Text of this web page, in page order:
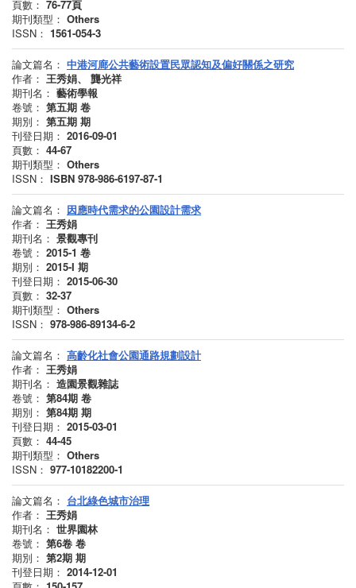
頁數： 76-77頁
期刊類型： Others
ISSN： 1561-054-3
論文篇名： 中港河廊公共藝術設置民眾認知及偏好關係之研究
作者： 王秀娟、 龔光祥
期刊名： 藝術學報
卷號： 第五期 卷
期別： 第五期 期
刊登日期： 2016-09-01
頁數： 44-67
期刊類型： Others
ISSN： ISBN 978-986-6197-87-1
論文篇名： 因應時代需求的公園設計需求
作者： 王秀娟
期刊名： 景觀專刊
卷號： 2015-1 卷
期別： 2015-Ι 期
刊登日期： 2015-06-30
頁數： 32-37
期刊類型： Others
ISSN： 978-986-89134-6-2
論文篇名： 高齡化社會公園通路規劃設計
作者： 王秀娟
期刊名： 造園景觀雜誌
卷號： 第84期 卷
期別： 第84期 期
刊登日期： 2015-03-01
頁數： 44-45
期刊類型： Others
ISSN： 977-10182200-1
論文篇名： 台北綠色城市治理
作者： 王秀娟
期刊名： 世界園林
卷號： 第6卷 卷
期別： 第2期 期
刊登日期： 2014-12-01